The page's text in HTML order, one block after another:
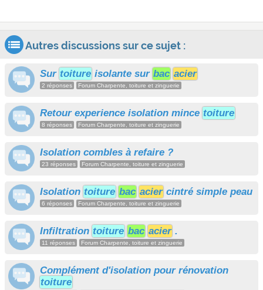
Autres discussions sur ce sujet :
Sur toiture isolante sur bac acier
2 réponses Forum Charpente, toiture et zinguerie
Retour experience isolation mince toiture
8 réponses Forum Charpente, toiture et zinguerie
Isolation combles à refaire ?
23 réponses Forum Charpente, toiture et zinguerie
Isolation toiture bac acier cintré simple peau
6 réponses Forum Charpente, toiture et zinguerie
Infiltration toiture bac acier .
11 réponses Forum Charpente, toiture et zinguerie
Complément d'isolation pour rénovation
toiture